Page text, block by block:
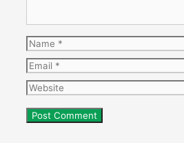
Name
Email
Website